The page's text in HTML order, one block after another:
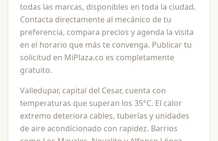
todas las marcas, disponibles en toda la ciudad.
Contacta directamente al mecánico de tu
preferencia, compara precios y agenda la visita
en el horario que más te convenga. Publicar tu
solicitud en MiPlaza.co es completamente
gratuito.
Valledupar, capital del Cesar, cuenta con
temperaturas que superan los 35°C. El calor
extremo deteriora cables, tuberías y unidades
de aire acondicionado con rapidez. Barrios